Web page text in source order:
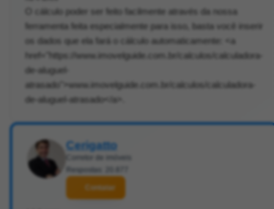
O cálculo poder ser feito facilmente através da nossa
ferramenta feita especialmente para isso, basta você inserir
os dados que ela fará o cálculo automaticamente: <a
href="https://www.imovelguide.com.br/calculos/calculadora-
de-aluguel-
atrasado">www.imovelguide.com.br/calculos/calculadora-
de-aluguel-atrasado</a>.
Cerigatto
Contatar